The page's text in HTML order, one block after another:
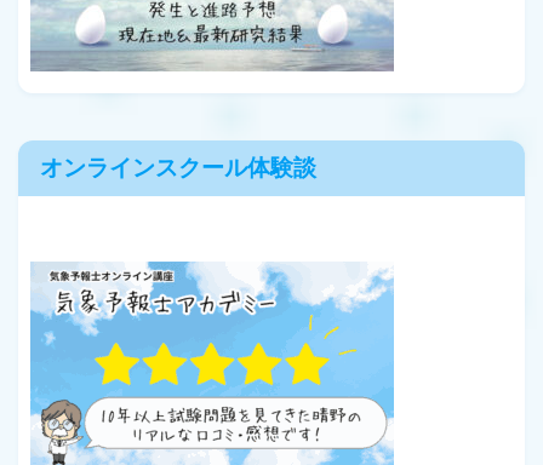
オンラインスクール体験談